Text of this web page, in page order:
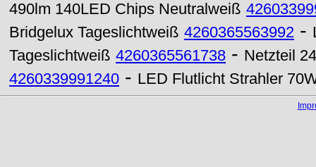
490lm 140LED Chips Neutralweiß
Bridgelux Tageslichtweiß 4260365563992 -
Tageslichtweiß 4260365561738 - Netzteil
4260339991240 - LED Flutlicht Strahler